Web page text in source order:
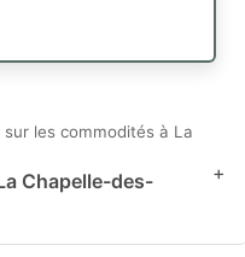
les commodités à La
Chapelle-des-
+